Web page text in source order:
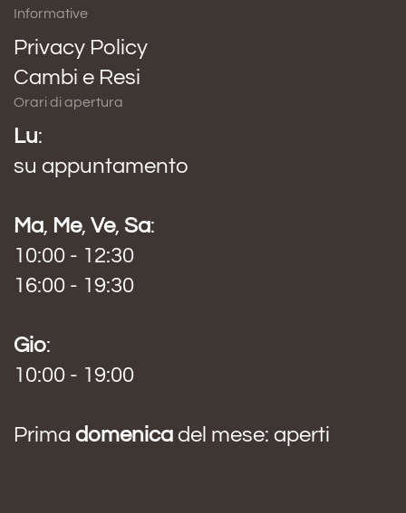
Informative
Privacy Policy
Cambi e Resi
Orari di apertura
Lu:
su appuntamento
Ma, Me, Ve, Sa:
10:00 - 12:30
16:00 - 19:30
Gio:
10:00 - 19:00
Prima domenica del mese: aperti